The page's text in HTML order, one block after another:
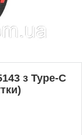
з Type-C